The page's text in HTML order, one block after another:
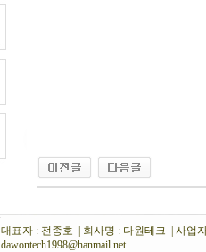
대표자 : 전종호 | 회사명 : 다원테크 | 사업
dawontech1998@hanmail.net